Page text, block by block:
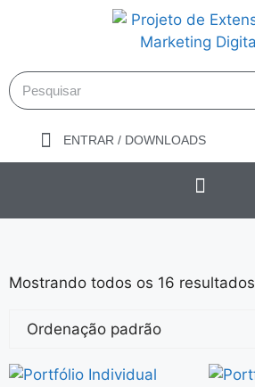
ENTRAR / DOWNLOADS
Mostrando todos os 16 resultados